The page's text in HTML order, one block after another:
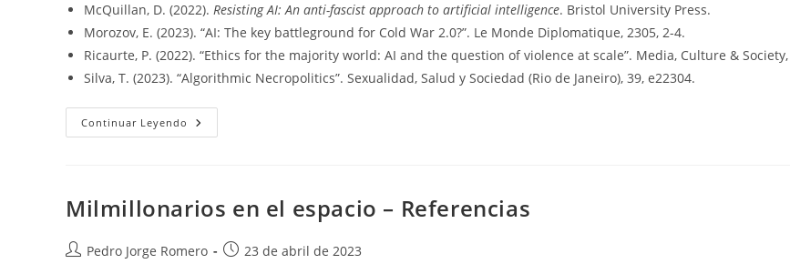
McQuillan, D. (2022). Resisting AI: An anti-fascist approach to artificial intelligence. Bristol University Press.
Morozov, E. (2023). “AI: The key battleground for Cold War 2.0?”. Le Monde Diplomatique, 2305, 2-4.
Ricaurte, P. (2022). “Ethics for the majority world: AI and the question of violence at scale”. Media, Culture & Society,
Silva, T. (2023). “Algorithmic Necropolitics”. Sexualidad, Salud y Sociedad (Rio de Janeiro), 39, e22304.
Continuar Leyendo Necropolítica
De
Referencias
Milmillonarios en el espacio – Referencias
AutorPedro Jorge Romero
Publicación
23 de abril de 2023